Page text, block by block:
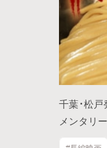
千葉・松
メンタリ